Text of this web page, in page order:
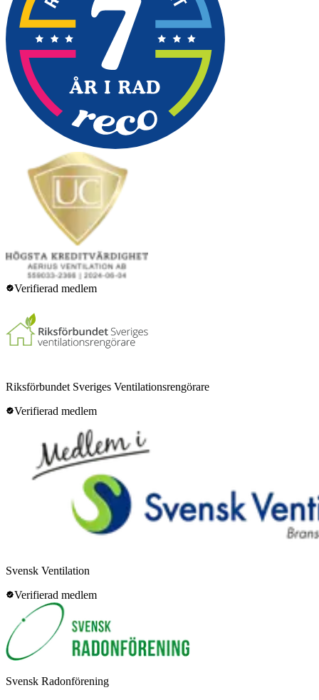
Verifierad medlem
Riksförbundet Sveriges Ventilationsrengörare
Verifierad medlem
Svensk Ventilation
Verifierad medlem
Svensk Radonförening